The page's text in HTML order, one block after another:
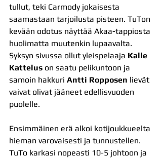
tullut, teki Carmody jokaisesta
saamastaan tarjoilusta pisteen. TuTon
kevään odotus näyttää Akaa-tappiosta
huolimatta muutenkin lupaavalta.
Syksyn sivussa ollut yleispelaaja Kalle
Kattelus on saatu pelikuntoon ja
samoin hakkuri Antti Ropposen lievät
vaivat olivat jääneet edellisvuoden
puolelle.
Ensimmäinen erä alkoi kotijoukkueelta
hieman varovaisesti ja tunnustellen.
TuTo karkasi nopeasti 10-5 johtoon ja